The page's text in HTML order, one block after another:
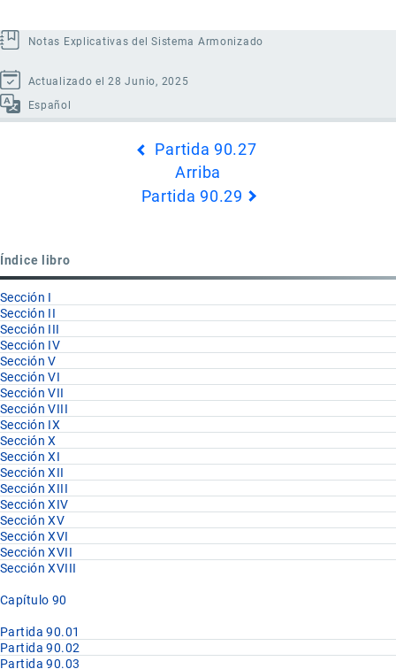
Notas Explicativas del Sistema Armonizado
Actualizado el 28 Junio, 2025
Español
Partida 90.27
Arriba
Partida 90.29
Índice libro
Sección I
Sección II
Sección III
Sección IV
Sección V
Sección VI
Sección VII
Sección VIII
Sección IX
Sección X
Sección XI
Sección XII
Sección XIII
Sección XIV
Sección XV
Sección XVI
Sección XVII
Sección XVIII
Capítulo 90
Partida 90.01
Partida 90.02
Partida 90.03